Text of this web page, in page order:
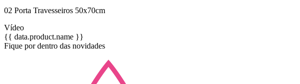
02 Porta Travesseiros 50x70cm
Vídeo
{{ data.product.name }}
Fique por dentro das novidades